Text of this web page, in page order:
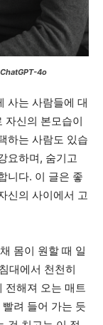
ChatGPT-4o
사는 사람들에 대
자신의 본모습이
하는 사람도 있습
요하며, 숨기고
니다. 이 글은 좋
신의 사이에서 고
몸이 원할 때 일
대에서 천천히
전해져 오는 매트
려 들어 가는 듯